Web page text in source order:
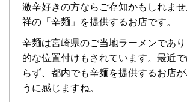
激辛好きの方ならご存知かもしれま
祥の「辛麺」を提供するお店です。
辛麺は宮崎県のご当地ラーメンであ
的な位置付けもされています。最近
らず、都内でも辛麺を提供するお店
うに感じますね。